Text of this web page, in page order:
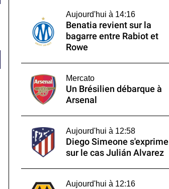
Aujourd'hui à 14:16
Benatia revient sur la
bagarre entre Rabiot et
Rowe
Mercato
Un Brésilien débarque à
Arsenal
Aujourd'hui à 12:58
Diego Simeone s'exprime
sur le cas Julián Alvarez
Aujourd'hui à 12:16